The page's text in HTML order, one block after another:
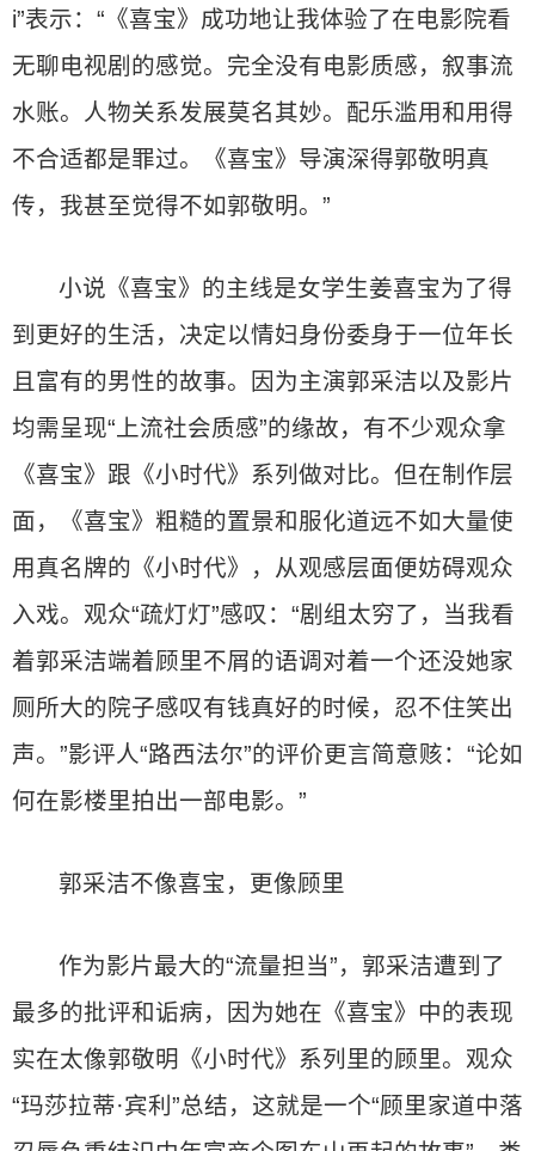
i”表示：“《喜宝》成功地让我体验了在电影院看
无聊电视剧的感觉。完全没有电影质感，叙事流
水账。人物关系发展莫名其妙。配乐滥用和用得
不合适都是罪过。《喜宝》导演深得郭敬明真
传，我甚至觉得不如郭敬明。”
小说《喜宝》的主线是女学生姜喜宝为了得
到更好的生活，决定以情妇身份委身于一位年长
且富有的男性的故事。因为主演郭采洁以及影片
均需呈现“上流社会质感”的缘故，有不少观众拿
《喜宝》跟《小时代》系列做对比。但在制作层
面，《喜宝》粗糙的置景和服化道远不如大量使
用真名牌的《小时代》，从观感层面便妨碍观众
入戏。观众“疏灯灯”感叹：“剧组太穷了，当我看
着郭采洁端着顾里不屑的语调对着一个还没她家
厕所大的院子感叹有钱真好的时候，忍不住笑出
声。”影评人“路西法尔”的评价更言简意赅：“论如
何在影楼里拍出一部电影。”
郭采洁不像喜宝，更像顾里
作为影片最大的“流量担当”，郭采洁遭到了
最多的批评和诟病，因为她在《喜宝》中的表现
实在太像郭敬明《小时代》系列里的顾里。观众
“玛莎拉蒂·宾利”总结，这就是一个“顾里家道中落